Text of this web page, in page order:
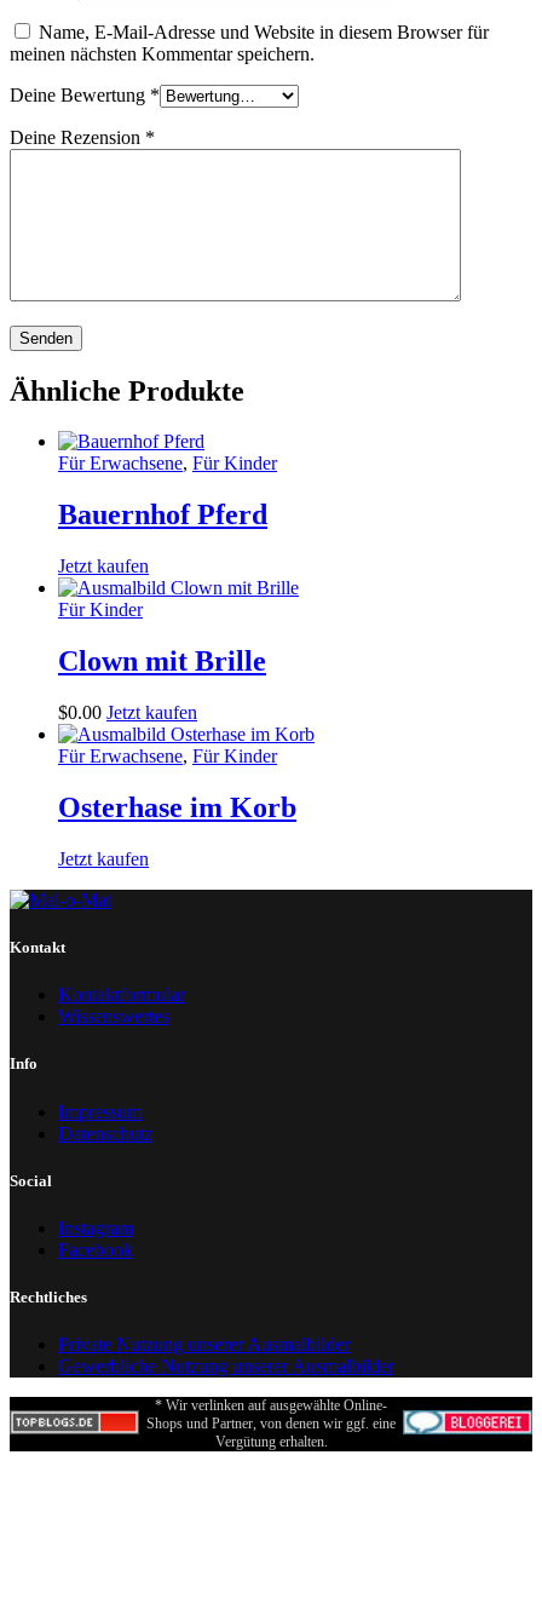
Name, E-Mail-Adresse und Website in diesem Browser für
meinen nächsten Kommentar speichern.
Deine Bewertung *
Deine Rezension *
Ähnliche Produkte
Für Erwachsene, Für Kinder
Bauernhof Pferd
Jetzt kaufen
Für Kinder
Clown mit Brille
$0.00 Jetzt kaufen
Für Erwachsene, Für Kinder
Osterhase im Korb
Jetzt kaufen
Kontakt
Kontaktformular
Wissenswertes
Info
Impressum
Datenschutz
Social
Instagram
Facebook
Rechtliches
Private Nutzung unserer Ausmalbilder
Gewerbliche Nutzung unserer Ausmalbilder
* Wir verlinken auf ausgewählte Online-
Shops und Partner, von denen wir ggf. eine
Vergütung erhalten.